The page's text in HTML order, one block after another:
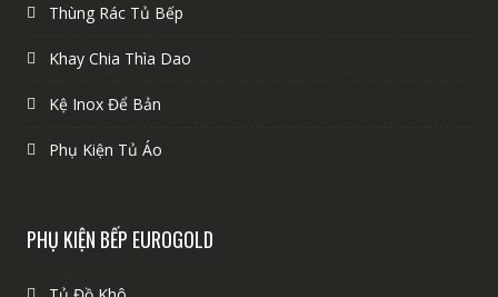
Thùng Rác Tủ Bếp
Khay Chia Thìa Dao
Kệ Inox Để Bản
Phụ Kiện Tủ Áo
PHỤ KIỆN BẾP EUROGOLD